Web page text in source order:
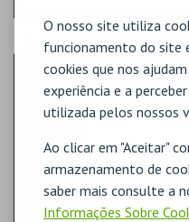
O nosso site utiliza
funcionamento do site
cookies que nos
experiência e a
utilizada pelos nossos
Ao clicar em "Aceitar"
armazenamento de
saber mais consulte a
Informações Sobre
PASSO- SECTOR